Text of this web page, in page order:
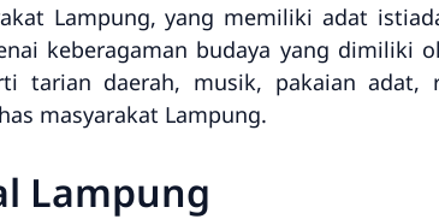
Lampung, yang memiliki adat
keberagaman budaya yang dimiliki
tarian daerah, musik, pakaian
masyarakat Lampung.
Lampung